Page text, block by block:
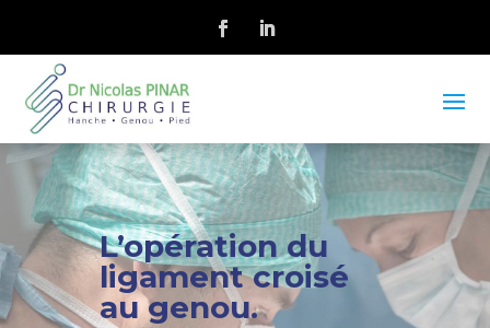
L’opération du
ligament croisé
au genou.